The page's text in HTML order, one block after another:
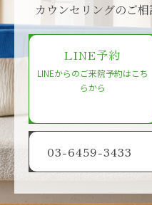
カウンセリングのご相
LINE予約
LINEからのご来院予約はこち
らから
03-6459-3433